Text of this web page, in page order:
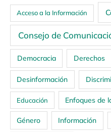
Acceso a la Información
Consejo de
Democracia Derechos
Desinformación
Educación Enfoques de
Género Información